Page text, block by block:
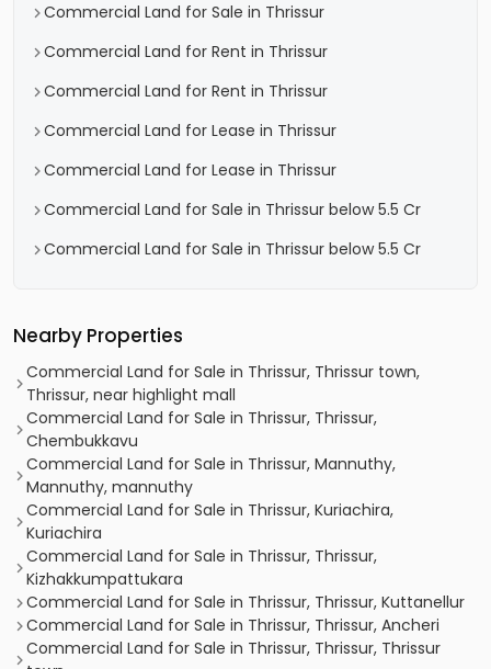
Commercial Land for Sale in Thrissur
Commercial Land for Rent in Thrissur
Commercial Land for Rent in Thrissur
Commercial Land for Lease in Thrissur
Commercial Land for Lease in Thrissur
Commercial Land for Sale in Thrissur below 5.5 Cr
Commercial Land for Sale in Thrissur below 5.5 Cr
Nearby Properties
Commercial Land for Sale in Thrissur, Thrissur town,
Thrissur, near highlight mall
Commercial Land for Sale in Thrissur, Thrissur,
Chembukkavu
Commercial Land for Sale in Thrissur, Mannuthy,
Mannuthy, mannuthy
Commercial Land for Sale in Thrissur, Kuriachira,
Kuriachira
Commercial Land for Sale in Thrissur, Thrissur,
Kizhakkumpattukara
Commercial Land for Sale in Thrissur, Thrissur, Kuttanellur
Commercial Land for Sale in Thrissur, Thrissur, Ancheri
Commercial Land for Sale in Thrissur, Thrissur, Thrissur